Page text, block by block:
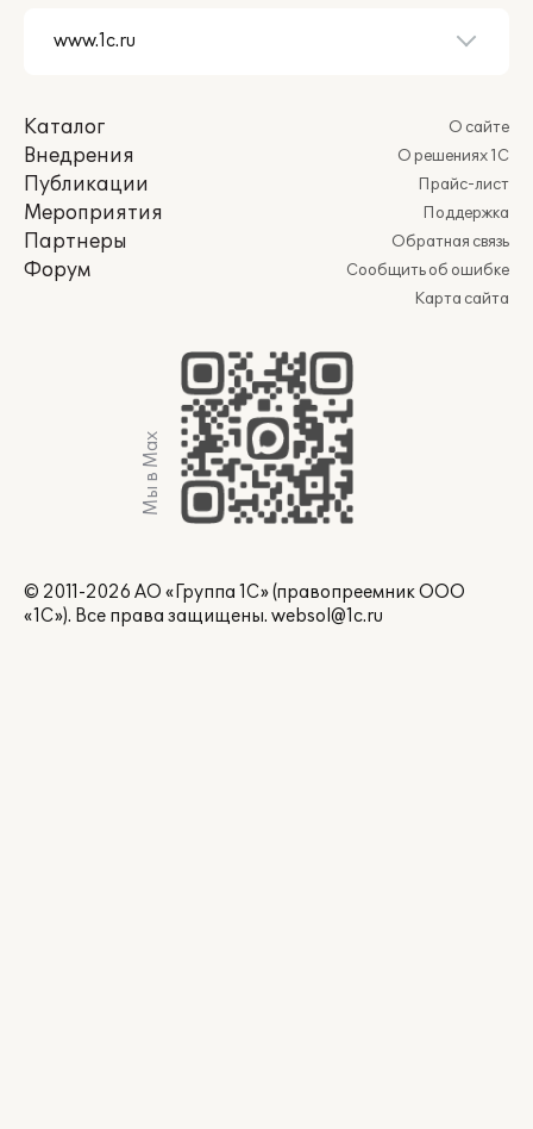
Каталог
Внедрения
Публикации
Мероприятия
Партнеры
Форум
О сайте
О решениях 1С
Прайс-лист
Поддержка
Обратная связь
Сообщить об ошибке
Карта сайта
Мы в Max
© 2011-2026 АО «Группа 1С» (правопреемник ООО
«1С»). Все права защищены. websol@1c.ru